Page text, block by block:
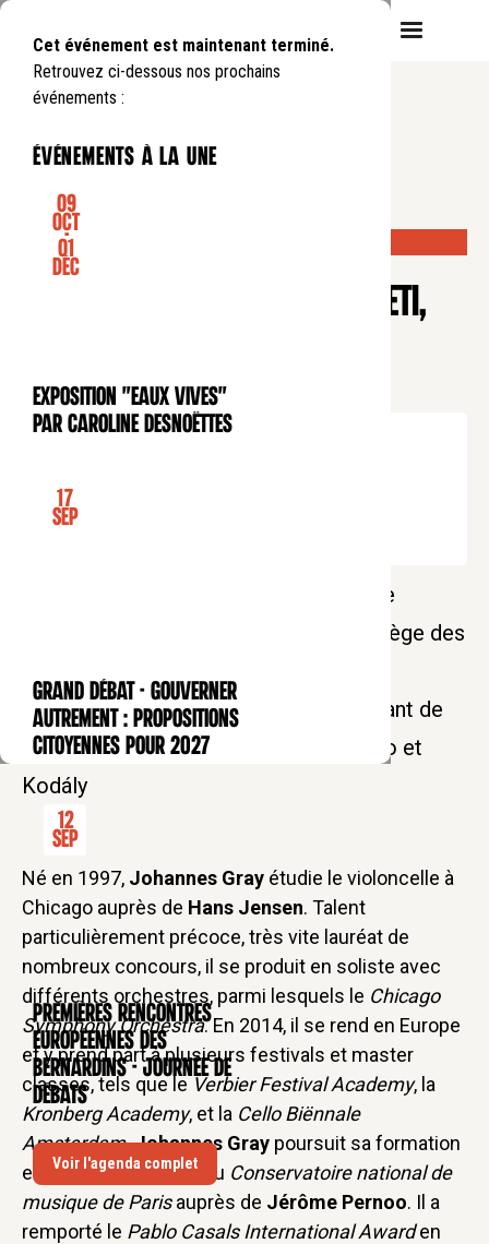
Cet événement est maintenant terminé.
Retrouvez ci-dessous nos prochains
événements :
événements à la une
EXPOSITION
09
Oct
-
01
Déc
Exposition "Eaux Vives"
par Caroline Desnoëttes
CONFÉRENCE
17
Sep
GRAND DÉBAT - Gouverner
autrement : propositions
citoyennes pour 2027
CONFÉRENCE
12
Sep
Premières rencontres
européennes des
Bernardins - Journée de
débats
Voir l'agenda complet
CONCERT
CONCERT DE MIDI : BACH, LIGETI,
JOHANNES GRAY
Mercredi14
.
01de12:30à13:30
Tarif réduit : 6€
Tarif soutien : 20€
En collaboration avec le Conservatoire
National Supérieur de Musique, le Collège des
Johannes Gray pour un programme allant de
Bach à Ligeti en passant par Dall'Abaco et
Kodály
Né en 1997, Johannes Gray étudie le violoncelle à
Chicago auprès de Hans Jensen. Talent
particulièrement précoce, très vite lauréat de
nombreux concours, il se produit en soliste avec
différents orchestres, parmi lesquels le Chicago
Symphony Orchestra. En 2014, il se rend en Europe
et y prend part à plusieurs festivals et master
classes, tels que le Verbier Festival Academy, la
Kronberg Academy, et la Cello Biënnale
Amsterdam.Johannes Gray poursuit sa formation
en licence et master au Conservatoire national de
musique de Parisauprès de Jérôme Pernoo. Il a
remporté le Pablo Casals International Awarden